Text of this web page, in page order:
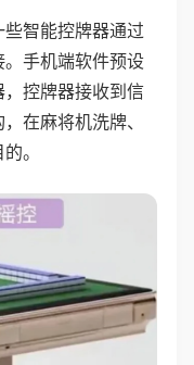
智能控牌器通过
手机端软件预设
控牌器接收到信
在麻将机洗牌、
。